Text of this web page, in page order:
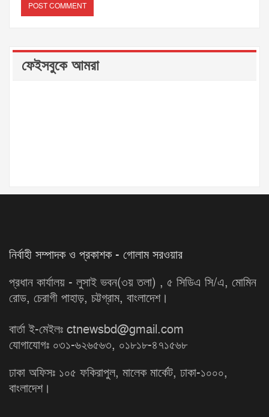
ফেইসবুকে আমরা
নির্বাহী সম্পাদক ও প্রকাশক - গোলাম সরওয়ার
প্রধান কার্যালয় - লুসাই ভবন(৩য় তলা) , ৫ সিডিএ সি/এ, মোমিন
রোড, চেরাগী পাহাড়, চট্টগ্রাম, বাংলাদেশ।
বার্তা ই-মেইলঃ ctnewsbd@gmail.com
যোগাযোগঃ ০৩১-৬২৬৫৬৩, ০১৮১৮-৪৭১৫৬৮
ঢাকা অফিসঃ ১০৫ ফকিরাপুল, মালেক মার্কেট, ঢাকা-১০০০,
বাংলাদেশ।